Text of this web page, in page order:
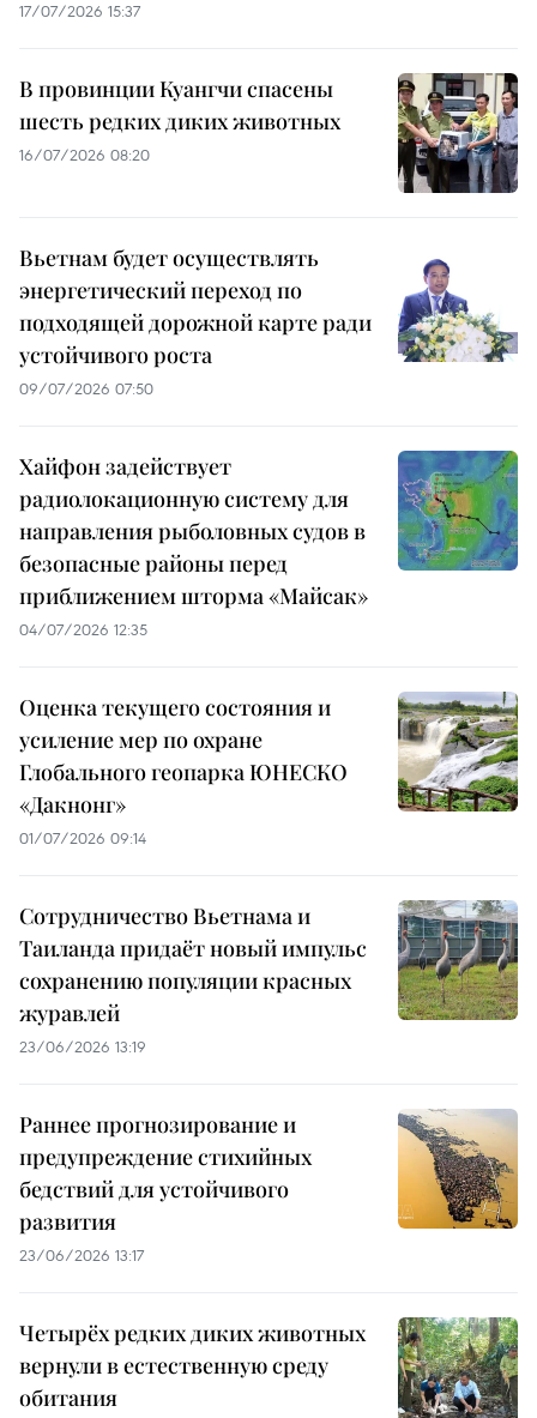
17/07/2026 15:37
В провинции Куангчи спасены
шесть редких диких животных
16/07/2026 08:20
Вьетнам будет осуществлять
энергетический переход по
подходящей дорожной карте ради
устойчивого роста
09/07/2026 07:50
Хайфон задействует
радиолокационную систему для
направления рыболовных судов в
безопасные районы перед
приближением шторма «Майсак»
04/07/2026 12:35
Оценка текущего состояния и
усиление мер по охране
Глобального геопарка ЮНЕСКО
«Дакнонг»
01/07/2026 09:14
Сотрудничество Вьетнама и
Таиланда придаёт новый импульс
сохранению популяции красных
журавлей
23/06/2026 13:19
Раннее прогнозирование и
предупреждение стихийных
бедствий для устойчивого
развития
23/06/2026 13:17
Четырёх редких диких животных
вернули в естественную среду
обитания